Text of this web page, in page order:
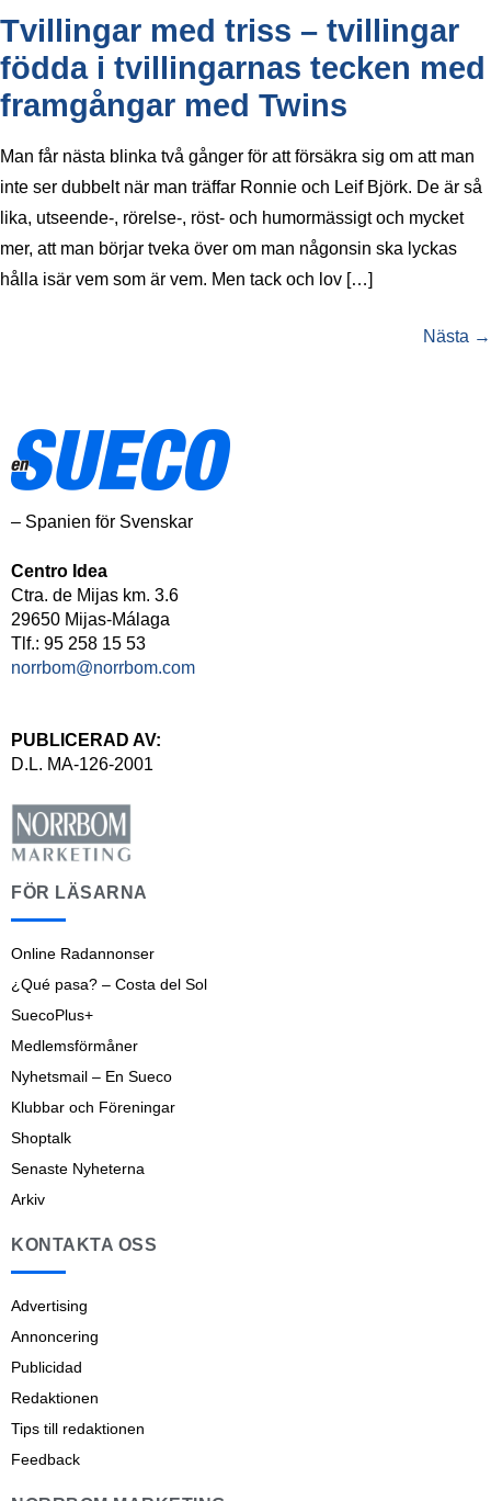
Tvillingar med triss – tvillingar
födda i tvillingarnas tecken med
framgångar med Twins
Man får nästa blinka två gånger för att försäkra sig om att man
inte ser dubbelt när man träffar Ronnie och Leif Björk. De är så
lika, utseende-, rörelse-, röst- och humormässigt och mycket
mer, att man börjar tveka över om man någonsin ska lyckas
hålla isär vem som är vem. Men tack och lov […]
Nästa →
– Spanien för Svenskar
Centro Idea
Ctra. de Mijas km. 3.6
29650 Mijas-Málaga
Tlf.: 95 258 15 53
norrbom@norrbom.com
PUBLICERAD AV:
D.L. MA-126-2001
FÖR LÄSARNA
Online Radannonser
¿Qué pasa? – Costa del Sol
SuecoPlus+
Medlemsförmåner
Nyhetsmail – En Sueco
Klubbar och Föreningar
Shoptalk
Senaste Nyheterna
Arkiv
KONTAKTA OSS
Advertising
Annoncering
Publicidad
Redaktionen
Tips till redaktionen
Feedback